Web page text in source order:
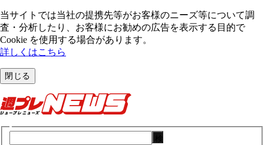
当サイトでは当社の提携先等がお客様のニーズ等について調
査・分析したり、お客様にお勧めの広告を表⽰する⽬的で
Cookie を使⽤する場合があります。
詳しくはこちら
閉じる